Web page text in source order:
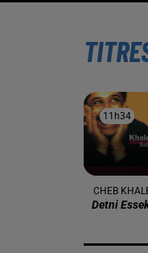
11h34
11h34
CHEB
Detni